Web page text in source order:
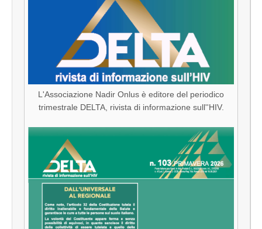
L'Associazione Nadir Onlus è editore del periodico
trimestrale DELTA, rivista di informazione sull''HIV.